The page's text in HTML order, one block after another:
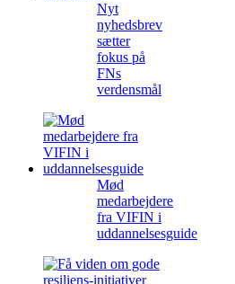
Nyt
nyhedsbrev
sætter
fokus på
FNs
verdensmål
Mød
medarbejdere
fra VIFIN i
uddannelsesguide